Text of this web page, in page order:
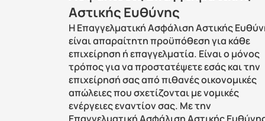
Αστικής Ευθύνης
Η Επαγγελματική Ασφάλιση Αστικής
είναι απαραίτητη προϋπόθεση για κάθε
επιχείρηση ή επαγγελματία. Είναι ο μόνος
τρόπος για να προστατέψετε εσάς και την
επιχείρησή σας από πιθανές οικονομικές
απώλειες που σχετίζονται με νομικές
ενέργειες εναντίον σας. Με την